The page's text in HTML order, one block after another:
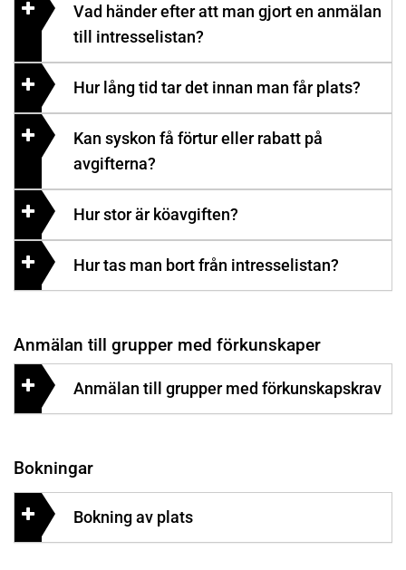
Vad händer efter att man gjort en anmälan
till intresselistan?
Hur lång tid tar det innan man får plats?
Kan syskon få förtur eller rabatt på
avgifterna?
Hur stor är köavgiften?
Hur tas man bort från intresselistan?
Anmälan till grupper med förkunskaper
Anmälan till grupper med förkunskapskrav
Bokningar
Bokning av plats